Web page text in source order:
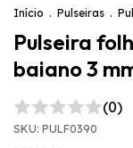
Início . Pulseiras .
Pulseira
baiano 3
(0)
SKU: PULF0390